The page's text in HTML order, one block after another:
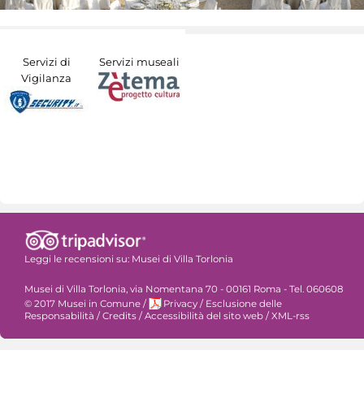
Servizi di
Vigilanza
Servizi museali
Leggi le recensioni su: Musei di Villa Torlonia
Musei di Villa Torlonia, via Nomentana 70 - 00161 Roma - Tel. 060608
© 2017 Musei in Comune / Privacy / Esclusione delle
Responsabilità /Credits /Accessibilità del sito web /XML-rss